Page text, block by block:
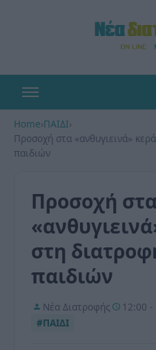
Home›ΠΑΙΔΙ›
Προσοχή στα «ανθυγιεινά»
παιδιών
Προσοχή
στη
παιδιών
Νέα Διατροφής
12:00
#ΠΑΙΔΙ